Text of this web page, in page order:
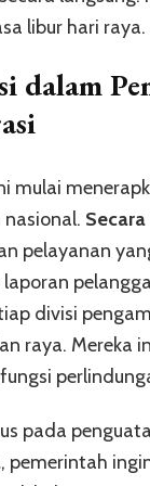
libur hari raya.
dalam
mulai
nasional.
pelayanan
divisi
raya. Mereka
pada
, pemerintah